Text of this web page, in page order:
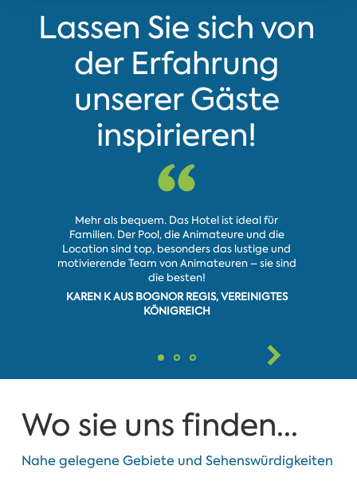
Lassen Sie sich von
der Erfahrung
unserer Gäste
inspirieren!
Mehr als bequem. Das Hotel ist ideal für
Familien. Der Pool, die Animateure und die
Location sind top, besonders das lustige und
motivierende Team von Animateuren – sie sind
die besten!
KAREN K AUS BOGNOR REGIS, VEREINIGTES
KÖNIGREICH
Wo sie uns finden...
Nahe gelegene Gebiete und Sehenswürdigkeiten